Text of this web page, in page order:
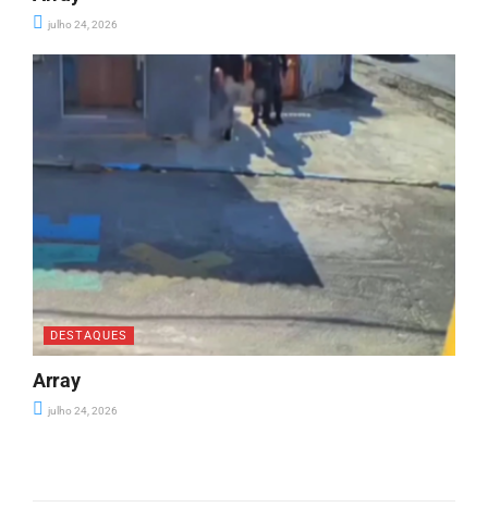
julho 24, 2026
DESTAQUES
Array
julho 24, 2026